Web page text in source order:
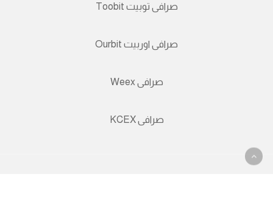
صرافی توبیت Toobit
صرافی اوربیت Ourbit
صرافی Weex
صرافی KCEX